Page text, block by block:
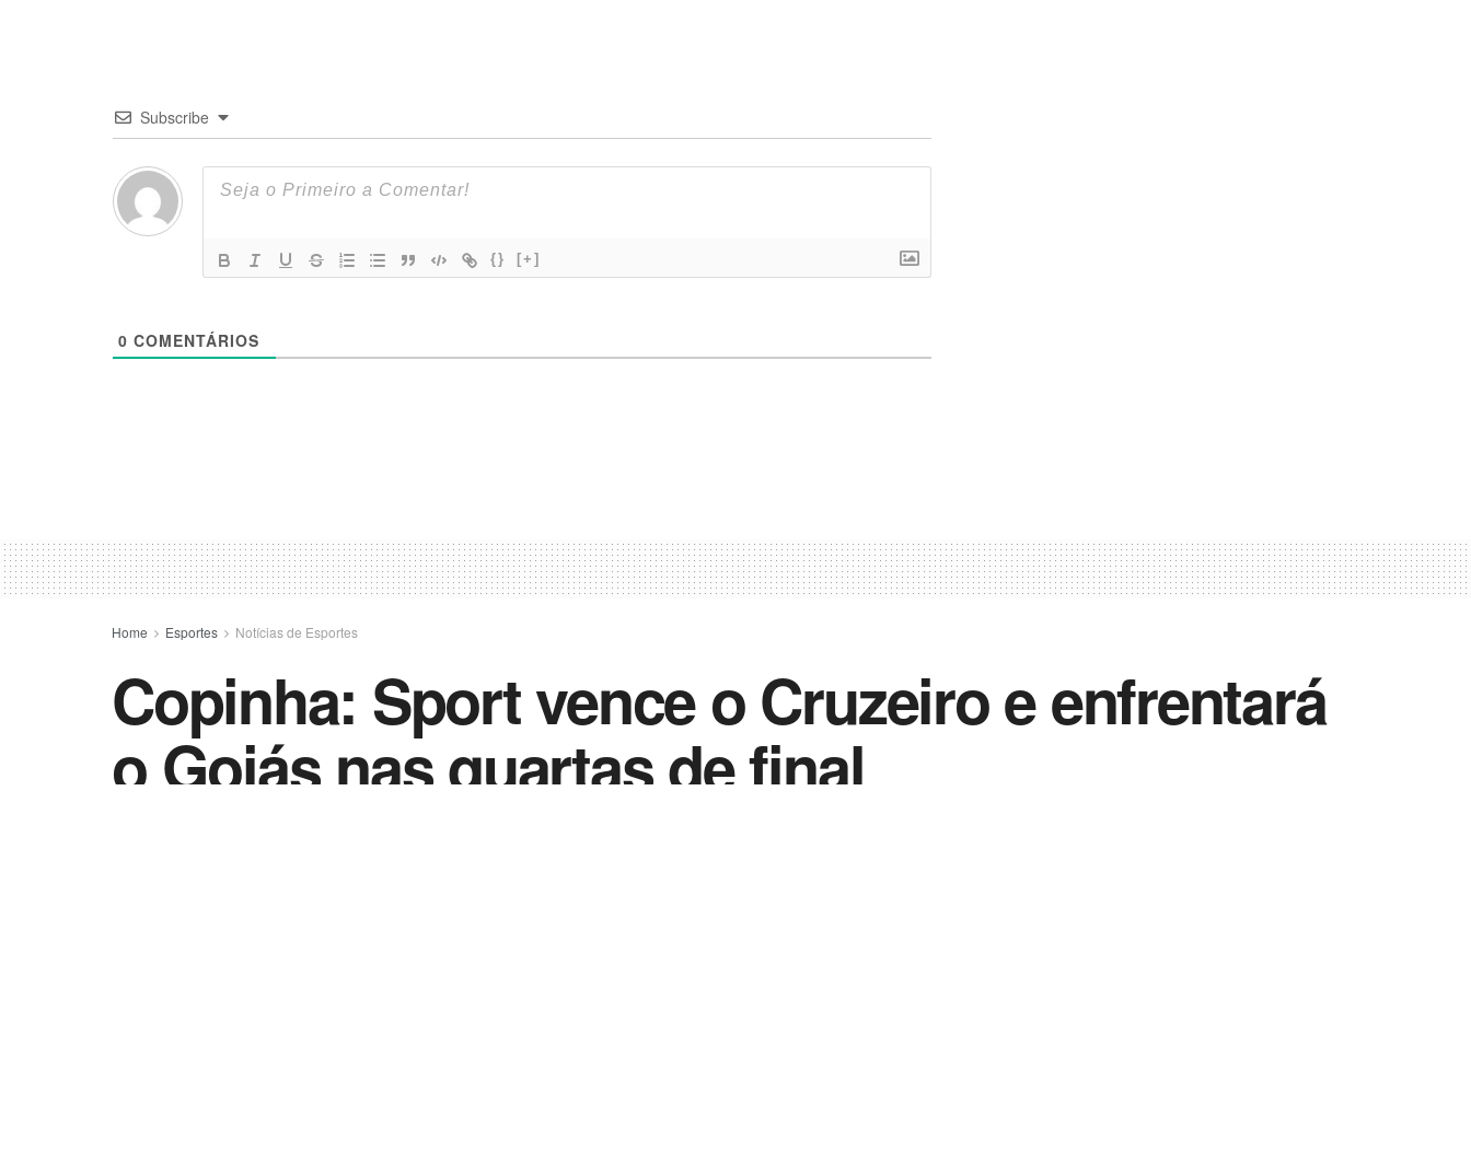
Subscribe
{} [+]
0 COMENTÁRIOS
Home Esportes Notícias de Esportes
Copinha: Sport vence o Cruzeiro e enfrentará
o Goiás nas quartas de final